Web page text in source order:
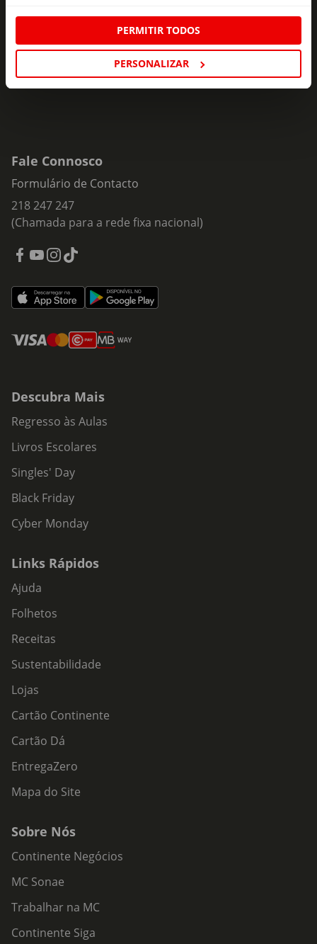
PERMITIR TODOS
PERSONALIZAR
mail
Subscrever
Fale Connosco
Formulário de Contacto
218 247 247
(Chamada para a rede fixa nacional)
Descubra Mais
Regresso às Aulas
Livros Escolares
Singles' Day
Black Friday
Cyber Monday
Links Rápidos
Ajuda
Folhetos
Receitas
Sustentabilidade
Lojas
Cartão Continente
Cartão Dá
EntregaZero
Mapa do Site
Sobre Nós
Continente Negócios
MC Sonae
Trabalhar na MC
Continente Siga